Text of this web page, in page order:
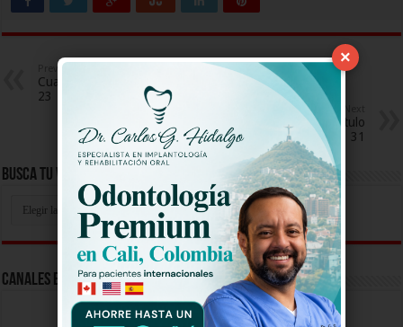
Previous
Cuando Vivas Conmigo Capitulo
23
Desafio Super Humanos Capitulo
31
Busca Tu Video Aqui
Aqui
Canales En Vivo
×